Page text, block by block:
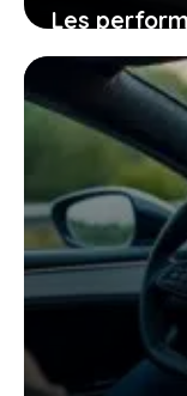
Les
changer
électrique
25 janvier 2026